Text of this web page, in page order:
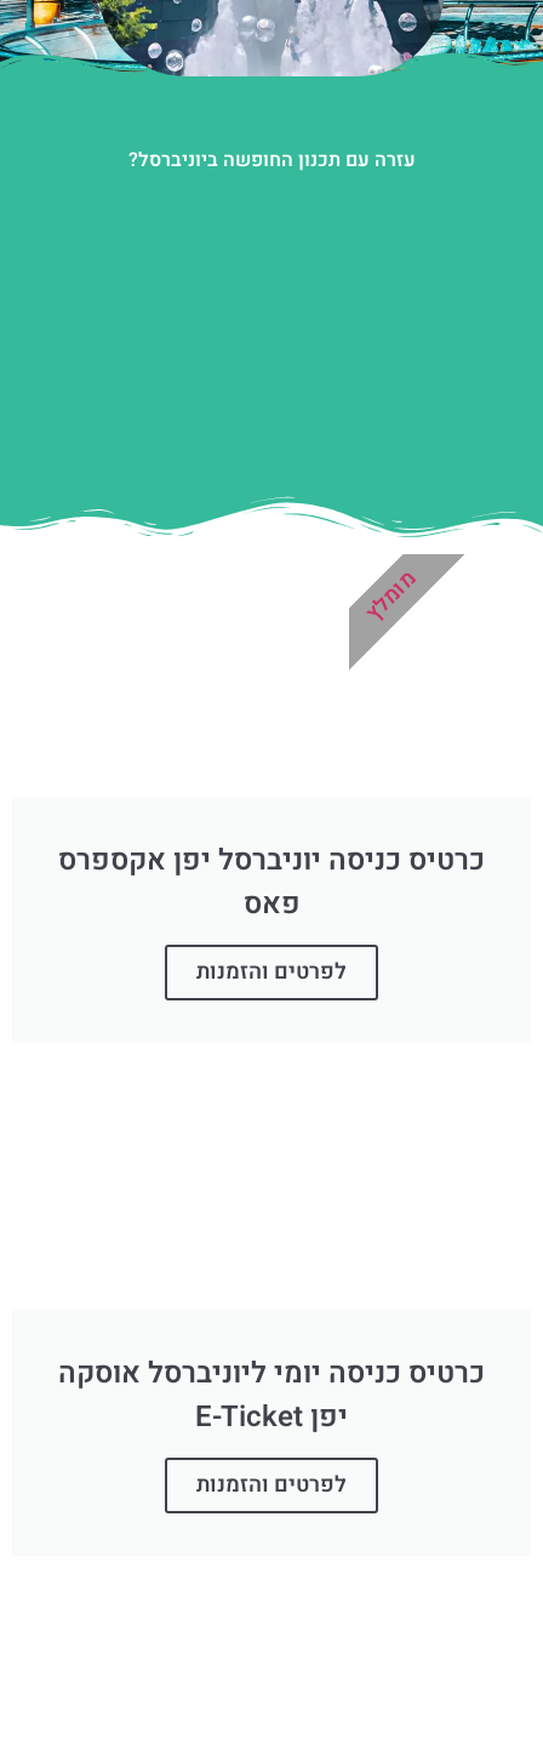
עזרה עם תכנון החופשה ביוניברסל?
כרטיס כניסה יוניברסל יפן אקספרס
פאס
לפרטים והזמנות
מומלץ
כרטיס כניסה יומי ליוניברסל אוסקה
יפן E-Ticket
לפרטים והזמנות